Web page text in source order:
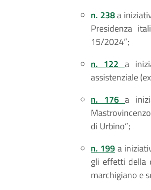
n. 238a
Presidenza
15/2024”;
n. 122 a
assistenziale
n. 176a
di Urbino”;
n. 199a
gli effetti della
marchigiano e